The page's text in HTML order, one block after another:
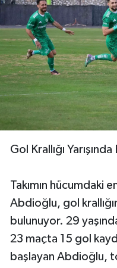
Gol Krallığı
Takımın hücumdaki
Abdioğlu, gol
bulunuyor. 29
23 maçta 15 gol
başlayan Abdioğlu,